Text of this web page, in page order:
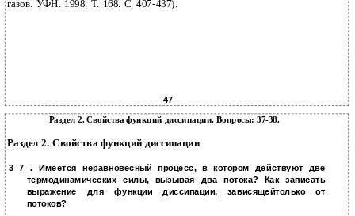
газов. УФН. 1998. Т. 168. С. 407-437).
47
Раздел 2. Свойства функций диссипации. Вопросы: 37-38.
Раздел 2. Свойства функций диссипации
3 7 . Имеется неравновесный процесс, в котором действуют две
термодинамических силы, вызывая два потока? Как записать
выражение для функции диссипации, зависящейтолько от
потоков?